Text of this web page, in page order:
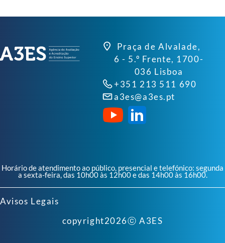
Praça de Alvalade,
6 - 5.º Frente, 1700-
036 Lisboa
+351 213 511 690
a3es@a3es.pt
Horário de atendimento ao público, presencial e telefónico: segunda
a sexta-feira, das 10h00 às 12h00 e das 14h00 às 16h00.
Avisos Legais
copyright2026ⓒ A3ES